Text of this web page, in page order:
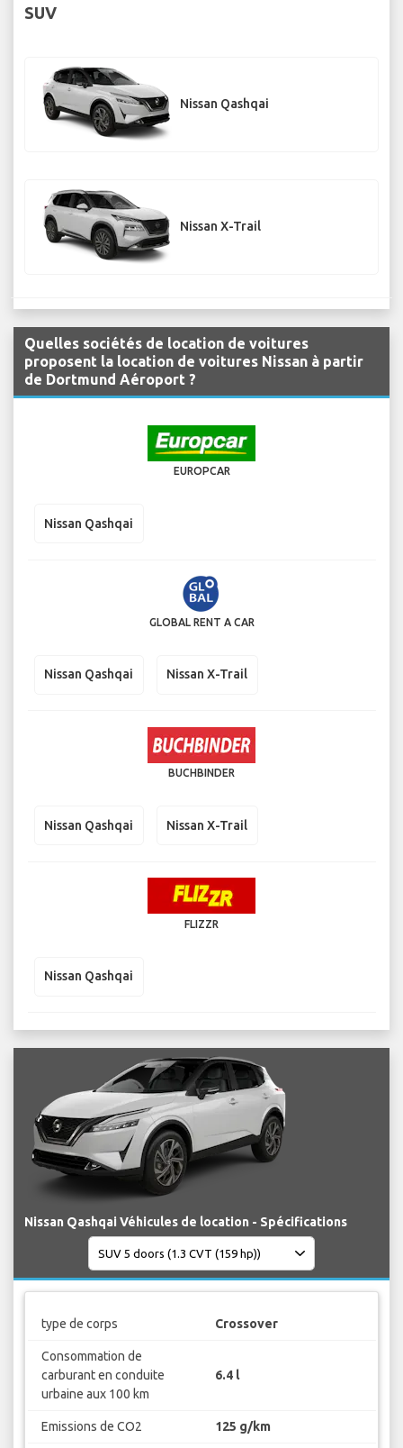
SUV
Nissan Qashqai
Nissan X-Trail
Quelles sociétés de location de voitures
proposent la location de voitures Nissan à partir
de Dortmund Aéroport ?
EUROPCAR
Nissan Qashqai
GLOBAL RENT A CAR
Nissan Qashqai Nissan X-Trail
BUCHBINDER
Nissan Qashqai Nissan X-Trail
FLIZZR
Nissan Qashqai
Nissan Qashqai Véhicules de location - Spécifications
type de corps Crossover
Consommation de
carburant en conduite
urbaine aux 100 km
6.4 l
Emissions de CO2 125 g/km